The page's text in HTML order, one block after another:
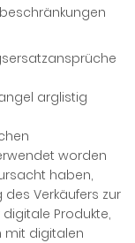
arglistig
worden
haben,
Verkäufers zur
Produkte,
mit digitalen